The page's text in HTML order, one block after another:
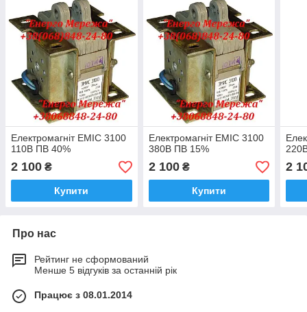
Електромагніт ЕМІС 3100
110В ПВ 40%
2 100 ₴
Купити
Електромагніт ЕМІС 3100
380В ПВ 15%
2 100₴
Купити
2
Про нас
Рейтинг не сформований
Менше 5 відгуків за останній рік
Працює з 08.01.2014